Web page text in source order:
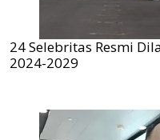
24 Selebritas Resmi
2024-2029